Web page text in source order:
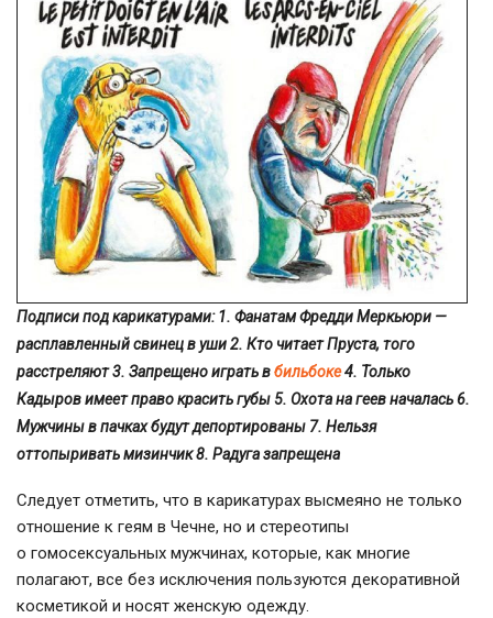
Подписи под карикатурами: 1. Фанатам Фредди Меркьюри —
расплавленный свинец в уши 2. Кто читает Пруста, того
расстреляют 3. Запрещено играть вбильбоке4. Только
Кадыров имеет право красить губы 5. Охота на геев началась 6.
Мужчины в пачках будут депортированы 7. Нельзя
оттопыривать мизинчик 8. Радуга запрещена
Следует отметить, что в карикатурах высмеяно не только
отношение к геям в Чечне, но и стереотипы
о гомосексуальных мужчинах, которые, как многие
полагают, все без исключения пользуются декоративной
косметикой и носят женскую одежду.